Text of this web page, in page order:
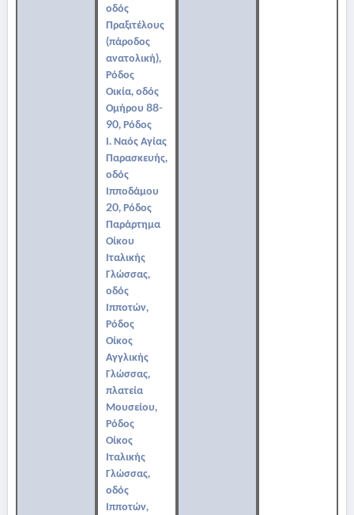
οδός
Πραξιτέλους
(πάροδος
ανατολική),
Ρόδος
Οικία, οδός
Ομήρου 88-
90, Ρόδος
Ι. Ναός Αγίας
Παρασκευής,
οδός
Ιπποδάμου
20, Ρόδος
Παράρτημα
Οίκου
Ιταλικής
Γλώσσας,
οδός
Ιπποτών,
Ρόδος
Οίκος
Αγγλικής
Γλώσσας,
πλατεία
Μουσείου,
Ρόδος
Οίκος
Ιταλικής
Γλώσσας,
οδός
Ιπποτών,